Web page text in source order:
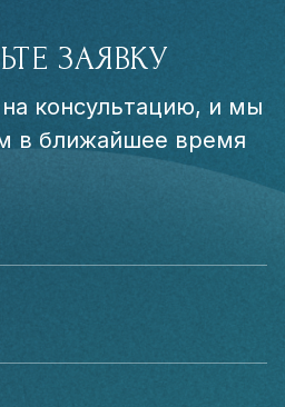
ЗАЯВКУ
на консультацию, и мы
в ближайшее время